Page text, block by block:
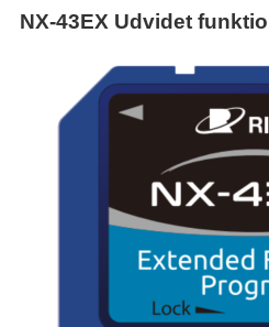
NX-43EX Udvidet